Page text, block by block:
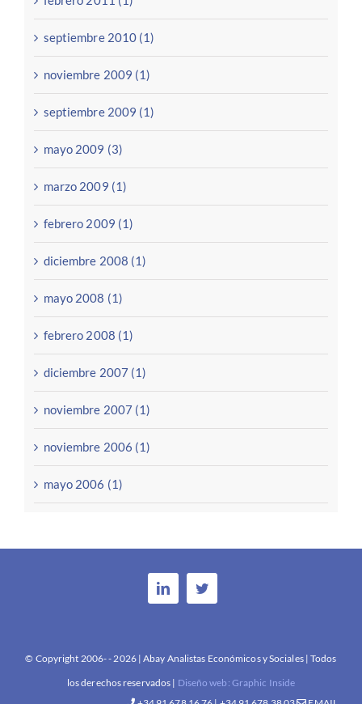
septiembre 2010 (1)
noviembre 2009 (1)
septiembre 2009 (1)
mayo 2009 (3)
marzo 2009 (1)
febrero 2009 (1)
diciembre 2008 (1)
mayo 2008 (1)
febrero 2008 (1)
diciembre 2007 (1)
noviembre 2007 (1)
noviembre 2006 (1)
mayo 2006 (1)
© Copyright 2006- -2026 | Abay Analistas Económicos y Sociales | Todos
los derechos reservados | Diseño web: Graphic Inside